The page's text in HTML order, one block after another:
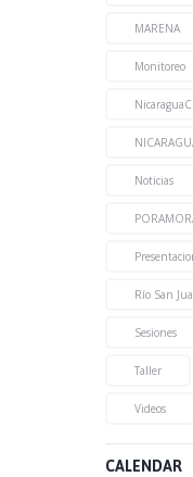
MARENA
Monitoreo
Noticias
Río San
Sesiones
Taller
Videos
CALENDAR